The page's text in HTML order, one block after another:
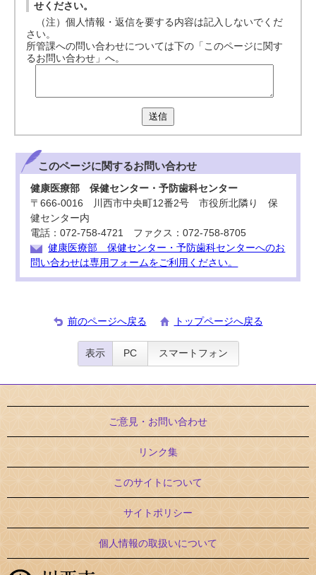
せください。
（注）個人情報・返信を要する内容は記入しないでくだ
さい。
所管課への問い合わせについては下の「このページに関す
るお問い合わせ」へ。
送信
このページに関するお問い合わせ
健康医療部 保健センター・予防歯科センター
〒666-0016 川西市中央町12番2号 市役所北隣り 保
健センター内
電話：072-758-4721 ファクス：072-758-8705
健康医療部 保健センター・予防歯科センターへのお
問い合わせは専用フォームをご利用ください。
前のページへ戻る トップページへ戻る
表示 PC スマートフォン
ご意見・お問い合わせ
リンク集
このサイトについて
サイトポリシー
個人情報の取扱いについて